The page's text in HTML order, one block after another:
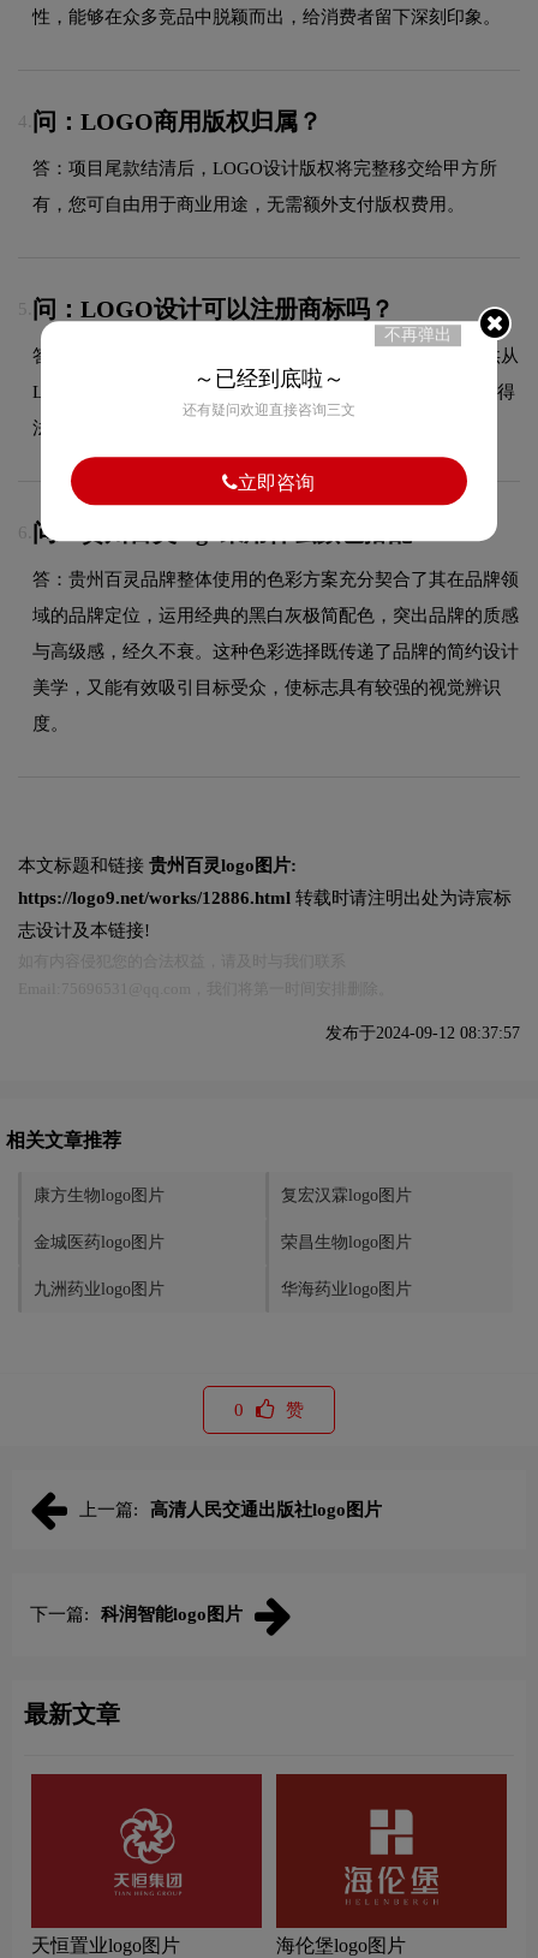
性，能够在众多竞品中脱颖而出，给消费者留下深刻印象。
4. 问：LOGO商用版权归属？
答：项目尾款结清后，LOGO设计版权将完整移交给甲方所
有，您可自由用于商业用途，无需额外支付版权费用。
5. 问：LOGO设计可以注册商标吗？
答：可以，我们拥有专业的商标代理资质，能够为客户提供从
LOGO设计到商标注册的一站式服务，确保您的品牌标识获得
法律保护。
6. 问：贵州百灵logo采用什么颜色搭配？
答：贵州百灵品牌整体使用的色彩方案充分契合了其在品牌领
域的品牌定位，运用经典的黑白灰极简配色，突出品牌的质感
与高级感，经久不衰。这种色彩选择既传递了品牌的简约设计
美学，又能有效吸引目标受众，使标志具有较强的视觉辨识
度。
本文标题和链接 贵州百灵logo图片:
https://logo9.net/works/12886.html 转载时请注明出处为诗宸标
志设计及本链接!
发布于2024-09-12 08:37:57
相关文章推荐
康方生物logo图片 复宏汉霖logo图片
金城医药logo图片 荣昌生物logo图片
九洲药业logo图片 华海药业logo图片
0 赞
上一篇: 高清人民交通出版社logo图片
下一篇: 科润智能logo图片
最新文章
天恒置业logo图片 海伦堡logo图片
不再弹出
～已经到底啦～
还有疑问欢迎直接咨询三文
立即咨询